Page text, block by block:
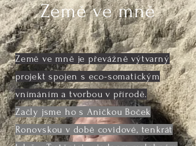
Země ve mně
Země ve mně je převážně výtvarný
projekt spojen s eco-somatickým
vnímáním a tvorbou v přírodě.
Začly jsme ho s Aničkou Boček
Ronovskou v době covidové, tenkrát